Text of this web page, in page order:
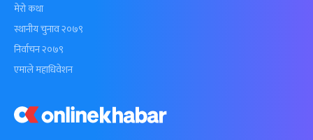
मेरो कथा
स्थानीय चुनाव २०७९
निर्वाचन २०७९
एमाले महाधिवेशन